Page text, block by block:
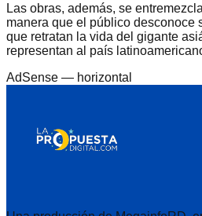
Las obras, además, se
manera que el público desconoce
que retratan la vida del gigante
representan al país
AdSense — horizontal